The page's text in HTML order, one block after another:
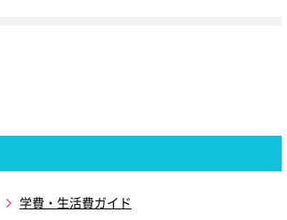
学費・生活費ガイド